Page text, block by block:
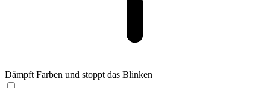
Dämpft Farben und stoppt das Blinken